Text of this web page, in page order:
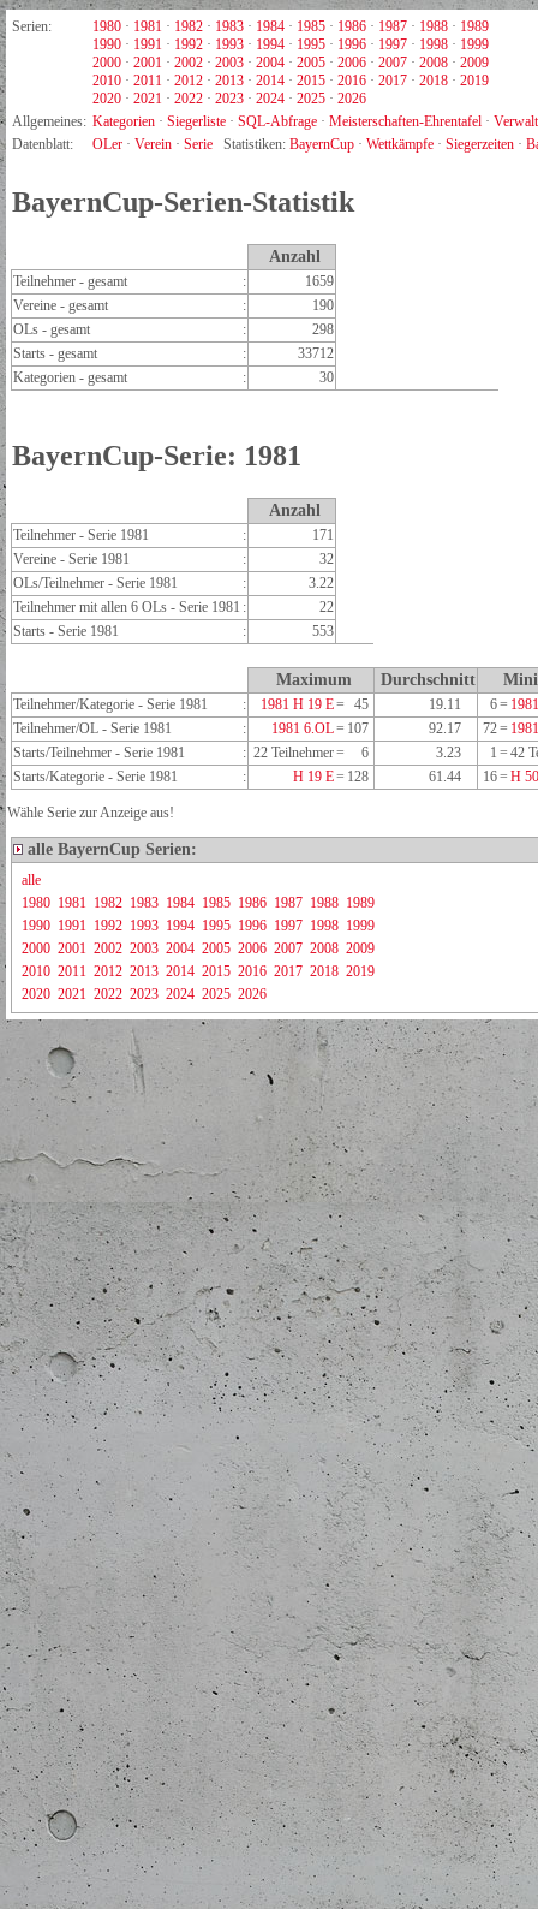
Serien: 1980 · 1981 · 1982 · 1983 · 1984 · 1985 · 1986 · 1987 · 1988 · 1989
1990 · 1991 · 1992 · 1993 · 1994 · 1995 · 1996 · 1997 · 1998 · 1999
2000 · 2001 · 2002 · 2003 · 2004 · 2005 · 2006 · 2007 · 2008 · 2009
2010 · 2011 · 2012 · 2013 · 2014 · 2015 · 2016 · 2017 · 2018 · 2019
2020 · 2021 · 2022 · 2023 · 2024 · 2025 · 2026
Allgemeines: Kategorien · Siegerliste · SQL-Abfrage · Meisterschaften-Ehrentafel ·
Datenblatt:
OLer · Verein · Serie Statistiken: BayernCup · Wettkämpfe · Siegerzeiten ·
BayernCup-Serien-Statistik
Anzahl
Teilnehmer - gesamt :
1659
Vereine - gesamt
:
190
OLs - gesamt
:
298
Starts - gesamt
:
33712
Kategorien - gesamt
: 30
BayernCup-Serie: 1981
Anzahl
Teilnehmer - Serie 1981 :
171
Vereine - Serie 1981
:
32
OLs/Teilnehmer - Serie 1981
:
3.22
Teilnehmer mit allen 6 OLs - Serie 1981 :
22
Starts - Serie 1981
: 553
Maximum Durchschnitt
Teilnehmer/Kategorie - Serie 1981 : 1981 H 19 E= 45 19.11 6=
Teilnehmer/OL - Serie 1981
: 1981 6.OL= 107 92.17 72=
Starts/Teilnehmer - Serie 1981
: 22 Teilnehmer= 6 3.23 1 = 42
Starts/Kategorie - Serie 1981
: H 19 E= 128 61.44 16= H
Wähle Serie zur Anzeige aus!
alle BayernCup Serien:
alle
1980 1981 1982 1983 1984 1985 1986 1987 1988 1989
1990 1991 1992 1993 1994 1995 1996 1997 1998 1999
2000 2001 2002 2003 2004 2005 2006 2007 2008 2009
2010 2011 2012 2013 2014 2015 2016 2017 2018 2019
2020 2021 2022 2023 2024 2025 2026